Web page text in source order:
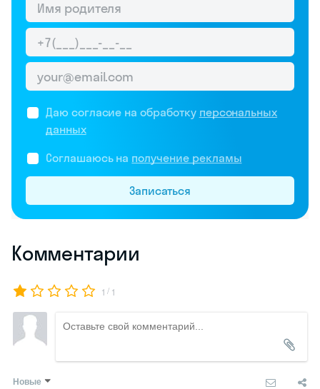
Даю согласие на обработку персональных
данных
Соглашаюсь на получение рекламы
Записаться
Комментарии
1 / 1
Новые